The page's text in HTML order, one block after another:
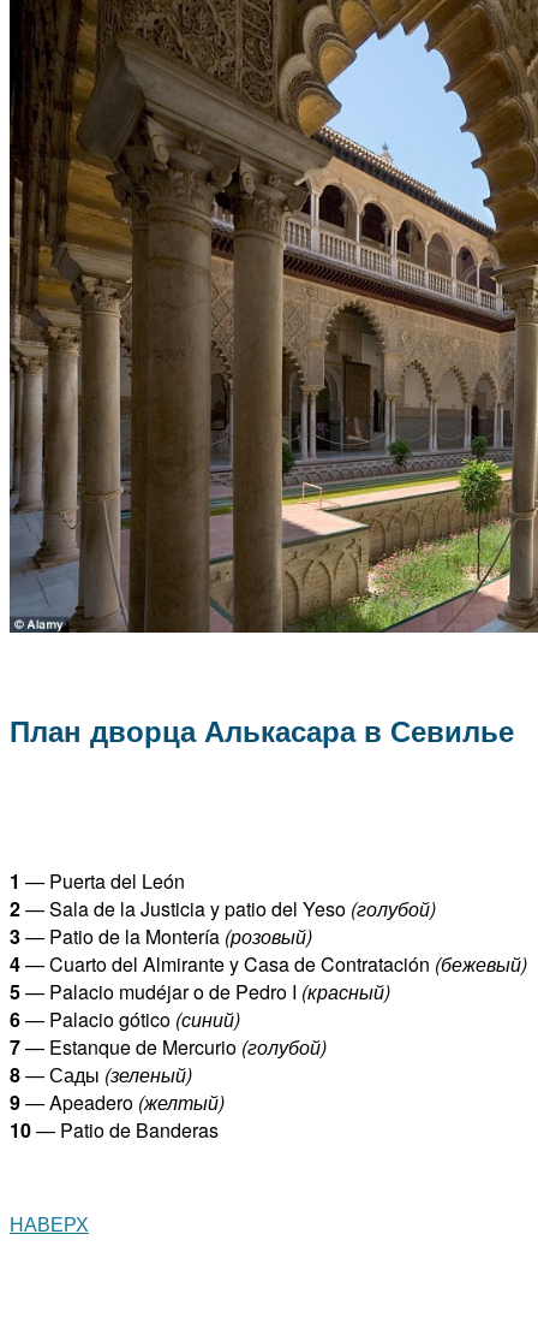
План дворца Алькасара в Севилье
1 — Puerta del León
2— Sala de la Justicia y patio del Yeso (голубой)
3— Patio de la Montería (розовый)
4— Cuarto del Almirante y Casa de Contratación (бежевый)
5— Palacio mudéjar o de Pedro I (красный)
6— Palacio gótico (синий)
7— Estanque de Mercurio (голубой)
8— Сады (зеленый)
9— Apeadero (желтый)
10— Patio de Banderas
НАВЕРХ